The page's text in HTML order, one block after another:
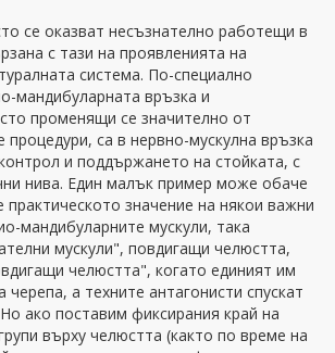
се оказват несъзнателно работещи в
с тази на проявленията на
система. По-специално
мандибуларната връзка и
променящи се значително от
процедури, са в нервно-мускулна връзка
и поддържането на стойката, с
нива. Един малък пример може обаче
практическото значение на някои важни
мандибуларните мускули, така
мускули", повдигащи челюстта,
челюстта", когато единият им
черепа, а техните антагонисти спускат
ако поставим фиксирания край на
върху челюстта (както по време на